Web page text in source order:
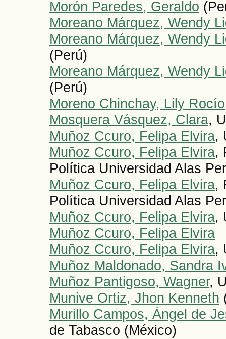
Morón Paredes, Geraldo
Moreano Márquez, Wendy
Moreano Márquez, Wendy
(Perú)
Moreano Márquez, Wendy
(Perú)
Moreno Chinchay, Lily Rocío
Mosquera Vásquez, Clara,
Muñoz Ccuro, Felipa Elvira,
Muñoz Ccuro, Felipa Elvira,
Política Universidad Alas
Muñoz Ccuro, Felipa Elvira,
Política Universidad Alas
Muñoz Ccuro, Felipa Elvira,
Muñoz Ccuro, Felipa Elvira
Muñoz Ccuro, Felipa Elvira,
Muñoz Maldonado, Sandra
Muñoz Pantigoso, Wagner,
Munive Ortiz, Jhon Kenneth
Murillo Campos, Ángel de
de Tabasco (México)